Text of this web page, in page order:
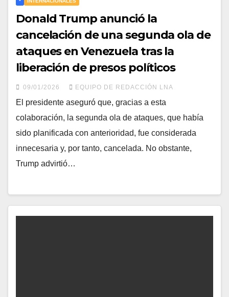
Donald Trump anunció la
cancelación de una segunda ola de
ataques en Venezuela tras la
liberación de presos políticos
09/01/2026 EQUIPO DE REDACCIÓN LNA
El presidente aseguró que, gracias a esta
colaboración, la segunda ola de ataques, que había
sido planificada con anterioridad, fue considerada
innecesaria y, por tanto, cancelada. No obstante,
Trump advirtió…